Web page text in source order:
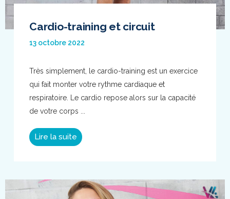
Cardio-training et circuit
13 octobre 2022
Très simplement, le cardio-training est un exercice
qui fait monter votre rythme cardiaque et
respiratoire. Le cardio repose alors sur la capacité
de votre corps ...
Lire la suite